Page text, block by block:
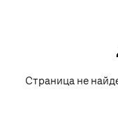
Страница не